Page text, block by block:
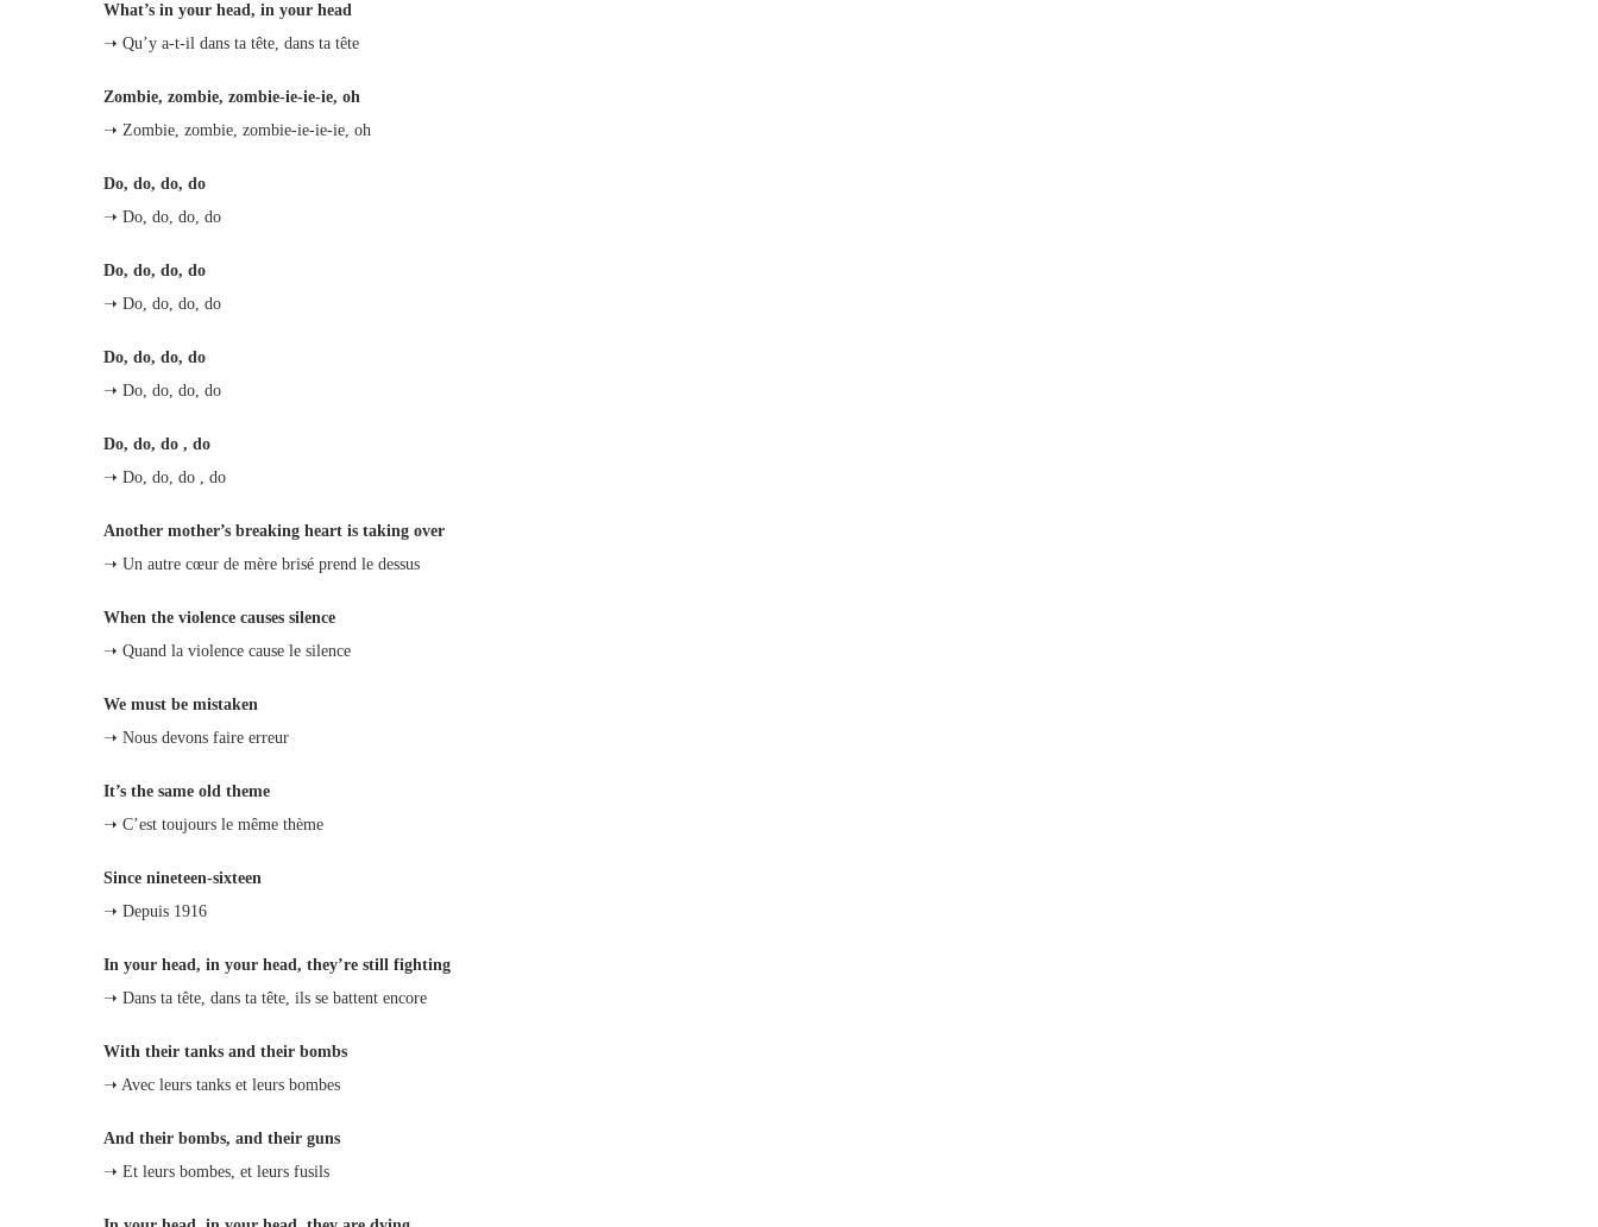
What’s in your head, in your head
➝ Qu’y a-t-il dans ta tête, dans ta tête
Zombie, zombie, zombie-ie-ie-ie, oh
➝ Zombie, zombie, zombie-ie-ie-ie, oh
Do, do, do, do
➝ Do, do, do, do
Do, do, do, do
➝ Do, do, do, do
Do, do, do, do
➝ Do, do, do, do
Do, do, do , do
➝ Do, do, do , do
Another mother’s breaking heart is taking over
➝ Un autre cœur de mère brisé prend le dessus
When the violence causes silence
➝ Quand la violence cause le silence
We must be mistaken
➝ Nous devons faire erreur
It’s the same old theme
➝ C’est toujours le même thème
Since nineteen-sixteen
➝ Depuis 1916
In your head, in your head, they’re still fighting
➝ Dans ta tête, dans ta tête, ils se battent encore
With their tanks and their bombs
➝ Avec leurs tanks et leurs bombes
And their bombs, and their guns
➝ Et leurs bombes, et leurs fusils